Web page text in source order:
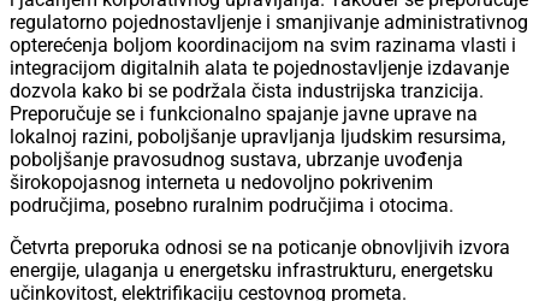
regulatorno pojednostavljenje i smanjivanje administrativnog
opterećenja boljom koordinacijom na svim razinama vlasti i
integracijom digitalnih alata te pojednostavljenje izdavanje
dozvola kako bi se podržala čista industrijska tranzicija.
Preporučuje se i funkcionalno spajanje javne uprave na
lokalnoj razini, poboljšanje upravljanja ljudskim resursima,
poboljšanje pravosudnog sustava, ubrzanje uvođenja
širokopojasnog interneta u nedovoljno pokrivenim
područjima, posebno ruralnim područjima i otocima.
Četvrta preporuka odnosi se na poticanje obnovljivih izvora
energije, ulaganja u energetsku infrastrukturu, energetsku
učinkovitost, elektrifikaciju cestovnog prometa.